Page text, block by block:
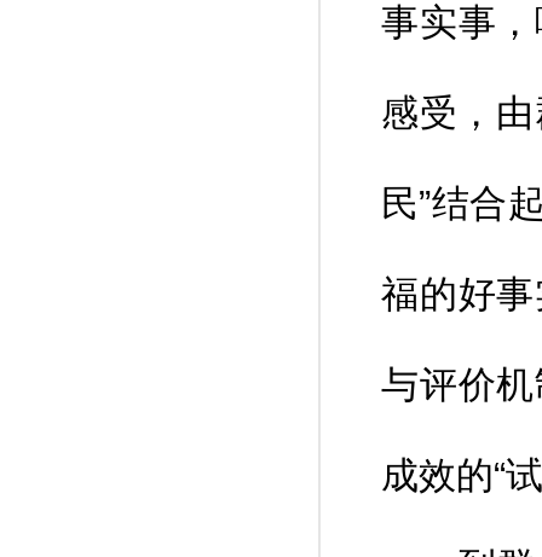
事实事
感受，
民”结合
福的好
与评价
成效的“